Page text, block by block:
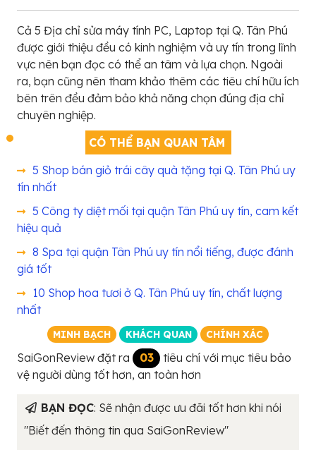
Cả 5 Địa chỉ sửa máy tính PC, Laptop tại Q. Tân Phú
được giới thiệu đều có kinh nghiệm và uy tín trong lĩnh
vực nên bạn đọc có thể an tâm và lựa chọn. Ngoài
ra, bạn cũng nên tham khảo thêm các tiêu chí hữu ích
bên trên đều đảm bảo khả năng chọn đúng địa chỉ
chuyên nghiệp.
CÓ THỂ BẠN QUAN TÂM
5 Shop bán giỏ trái cây quà tặng tại Q. Tân Phú uy
tín nhất
5 Công ty diệt mối tại quận Tân Phú uy tín, cam kết
hiệu quả
8 Spa tại quận Tân Phú uy tín nổi tiếng, được đánh
giá tốt
10 Shop hoa tươi ở Q. Tân Phú uy tín, chất lượng
nhất
MINH BẠCH KHÁCH QUAN CHÍNH XÁC
SaiGonReview đặt ra 03
tiêu chí với mục tiêu bảo
vệ người dùng tốt hơn, an toàn hơn
BẠN ĐỌC: Sẽ nhận được ưu đãi tốt hơn khi nói
"Biết đến thông tin qua SaiGonReview"